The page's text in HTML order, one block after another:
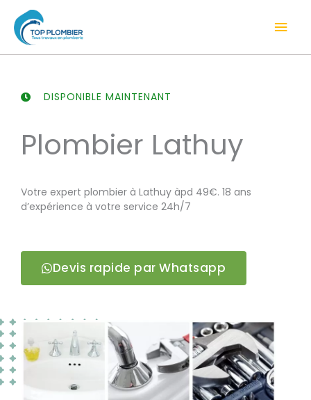
contenu
DISPONIBLE MAINTENANT
Plombier Lathuy
Votre expert plombier à Lathuy àpd 49€. 18 ans
d’expérience à votre service 24h/7
Devis rapide par Whatsapp